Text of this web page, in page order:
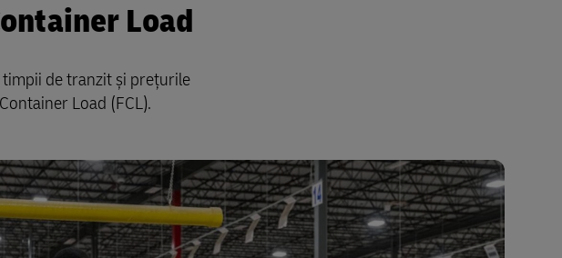
Load
de tranzit și prețurile
Load (FCL).